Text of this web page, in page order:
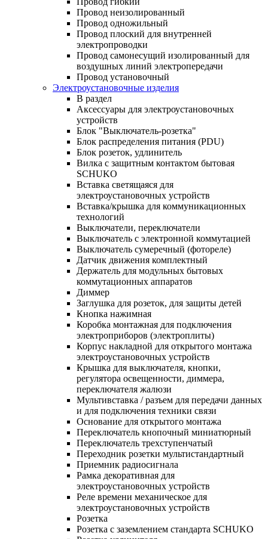
Провод неизолированный
Провод одножильный
Провод плоский для внутренней
электропроводки
Провод самонесущий изолированный для
воздушных линий электропередачи
Провод установочный
Электроустановочные изделия
В раздел
Аксессуары для электроустановочных
устройств
Блок "Выключатель-розетка"
Блок распределения питания (PDU)
Блок розеток, удлинитель
Вилка с защитным контактом бытовая
SCHUKO
Вставка светящаяся для
электроустановочных устройств
Вставка/крышка для коммуникационных
технологий
Выключатели, переключатели
Выключатель с электронной коммутацией
Выключатель сумеречный (фотореле)
Датчик движения комплектный
Держатель для модульных бытовых
коммутационных аппаратов
Диммер
Заглушка для розеток, для защиты детей
Кнопка нажимная
Коробка монтажная для подключения
электроприборов (электроплиты)
Корпус накладной для открытого монтажа
электроустановочных устройств
Крышка для выключателя, кнопки,
регулятора освещенности, диммера,
переключателя жалюзи
Мультивставка / разъем для передачи данных
и для подключения техники связи
Основание для открытого монтажа
Переключатель кнопочный миниатюрный
Переключатель трехступенчатый
Переходник розетки мультистандартный
Приемник радиосигнала
Рамка декоративная для
электроустановочных устройств
Реле времени механическое для
электроустановочных устройств
Розетка
Розетка с заземлением стандарта SCHUKO